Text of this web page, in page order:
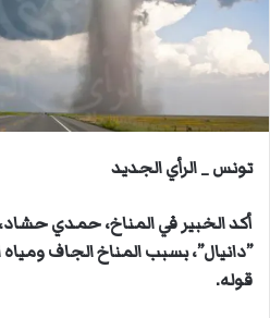
د
ك
ت
تونس _ الرأي الجديد
أكد الخبير في المناخ، حمدي
”دانيال”، بسبب المناخ الجاف
قوله.